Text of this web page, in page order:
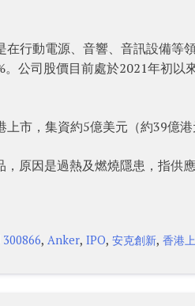
行動電源、音響、音訊設備等
公司股價目前處於2021年初以
市，集資約5億美元（約39億港
原因是過熱及燃燒隱患，指供
300866,Anker,IPO,安克創新,香港